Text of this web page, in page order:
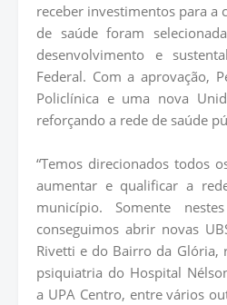
receber investimentos para a
de saúde foram
desenvolvimento e
Federal. Com a aprovação,
Policlínica e uma nova
reforçando a rede de saúde
“Temos direcionados todos
aumentar e qualificar a
município. Somente
conseguimos abrir novas
Rivetti e do Bairro da Glória,
psiquiatria do Hospital
a UPA Centro, entre vários